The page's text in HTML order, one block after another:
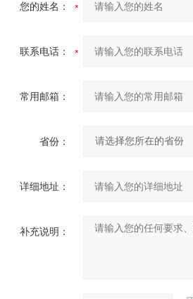
您的姓名：
联系电话：
常用邮箱：
省份：
详细地址：
补充说明：